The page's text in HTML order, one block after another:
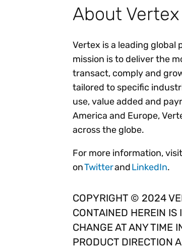
About Vertex
Vertex is a leading
mission is to deliver the
transact, comply and
tailored to specific
use, value added and
America and Europe,
across the globe.
For more information, visit
onTwitterandLinkedIn.
COPYRIGHT © 2024
CONTAINED HEREIN IS
CHANGE AT ANY TIME
PRODUCT DIRECTION